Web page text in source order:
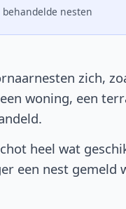
behandelde nesten
zich,
woning, een
heel wat
een nest gemeld